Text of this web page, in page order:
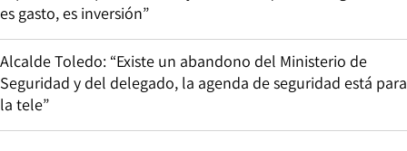
es gasto, es inversión”
Alcalde Toledo: “Existe un abandono del Ministerio de
Seguridad y del delegado, la agenda de seguridad está para
la tele”